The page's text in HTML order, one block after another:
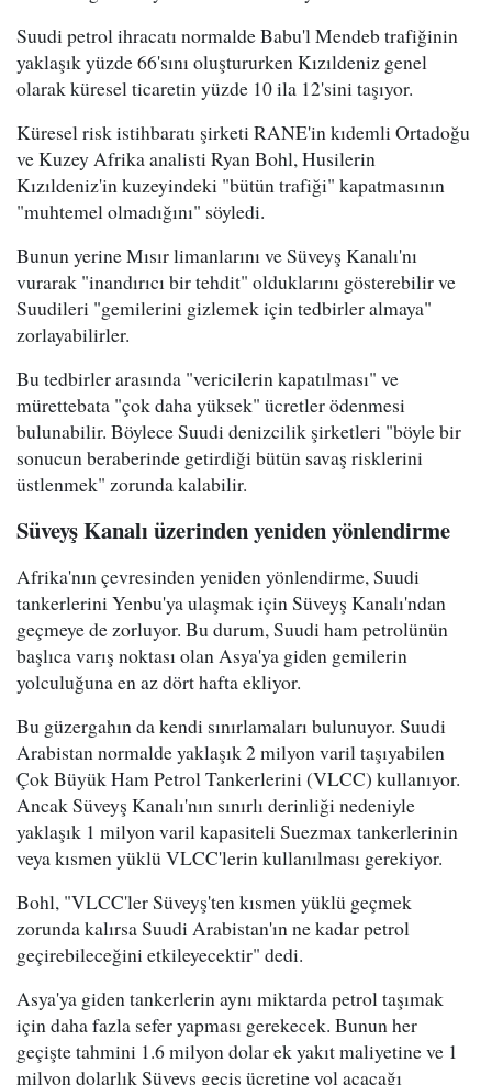
Suudi petrol ihracatı normalde Babu'l Mendeb trafiğinin
yaklaşık yüzde 66'sını oluştururken Kızıldeniz genel
olarak küresel ticaretin yüzde 10 ila 12'sini taşıyor.
Küresel risk istihbaratı şirketi RANE'in kıdemli Ortadoğu
ve Kuzey Afrika analisti Ryan Bohl, Husilerin
Kızıldeniz'in kuzeyindeki "bütün trafiği" kapatmasının
"muhtemel olmadığını" söyledi.
Bunun yerine Mısır limanlarını ve Süveyş Kanalı'nı
vurarak "inandırıcı bir tehdit" olduklarını gösterebilir ve
Suudileri "gemilerini gizlemek için tedbirler almaya"
zorlayabilirler.
Bu tedbirler arasında "vericilerin kapatılması" ve
mürettebata "çok daha yüksek" ücretler ödenmesi
bulunabilir. Böylece Suudi denizcilik şirketleri "böyle bir
sonucun beraberinde getirdiği bütün savaş risklerini
üstlenmek" zorunda kalabilir.
Süveyş Kanalı üzerinden yeniden yönlendirme
Afrika'nın çevresinden yeniden yönlendirme, Suudi
tankerlerini Yenbu'ya ulaşmak için Süveyş Kanalı'ndan
geçmeye de zorluyor. Bu durum, Suudi ham petrolünün
başlıca varış noktası olan Asya'ya giden gemilerin
yolculuğuna en az dört hafta ekliyor.
Bu güzergahın da kendi sınırlamaları bulunuyor. Suudi
Arabistan normalde yaklaşık 2 milyon varil taşıyabilen
Çok Büyük Ham Petrol Tankerlerini (VLCC) kullanıyor.
Ancak Süveyş Kanalı'nın sınırlı derinliği nedeniyle
yaklaşık 1 milyon varil kapasiteli Suezmax tankerlerinin
veya kısmen yüklü VLCC'lerin kullanılması gerekiyor.
Bohl, "VLCC'ler Süveyş'ten kısmen yüklü geçmek
zorunda kalırsa Suudi Arabistan'ın ne kadar petrol
geçirebileceğini etkileyecektir" dedi.
Asya'ya giden tankerlerin aynı miktarda petrol taşımak
için daha fazla sefer yapması gerekecek. Bunun her
geçişte tahmini 1.6 milyon dolar ek yakıt maliyetine ve 1
milyon dolarlık Süveyş geçiş ücretine yol açacağı